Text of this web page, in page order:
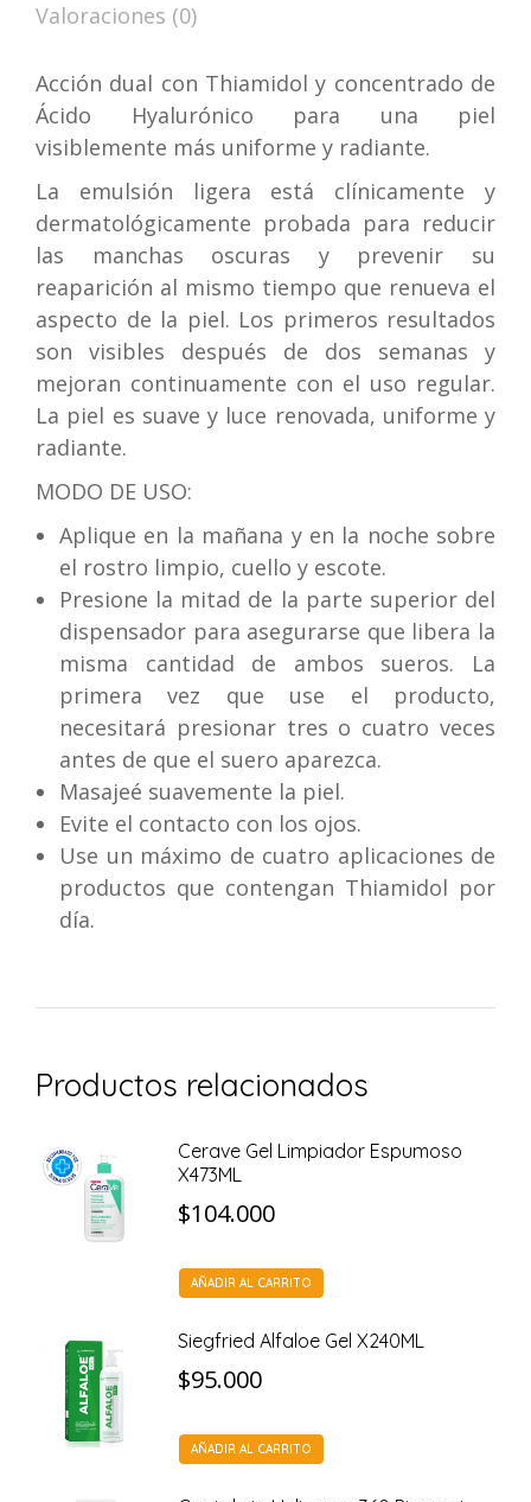
Valoraciones (0)
Acción dual con Thiamidol y concentrado de
Ácido Hyalurónico para una piel
visiblemente más uniforme y radiante.
La emulsión ligera está clínicamente y
dermatológicamente probada para reducir
las manchas oscuras y prevenir su
reaparición al mismo tiempo que renueva el
aspecto de la piel. Los primeros resultados
son visibles después de dos semanas y
mejoran continuamente con el uso regular.
La piel es suave y luce renovada, uniforme y
radiante.
MODO DE USO:
Aplique en la mañana y en la noche sobre
el rostro limpio, cuello y escote.
Presione la mitad de la parte superior del
dispensador para asegurarse que libera la
misma cantidad de ambos sueros. La
primera vez que use el producto,
necesitará presionar tres o cuatro veces
antes de que el suero aparezca.
Masajeé suavemente la piel.
Evite el contacto con los ojos.
Use un máximo de cuatro aplicaciones de
productos que contengan Thiamidol por
día.
Productos relacionados
Cerave Gel Limpiador Espumoso
X473ML
$104.000
AÑADIR AL CARRITO
Siegfried Alfaloe Gel X240ML
$95.000
AÑADIR AL CARRITO